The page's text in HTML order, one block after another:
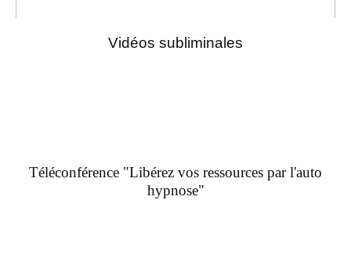
Vidéos subliminales
Téléconférence "Libérez vos ressources par l'auto
hypnose"